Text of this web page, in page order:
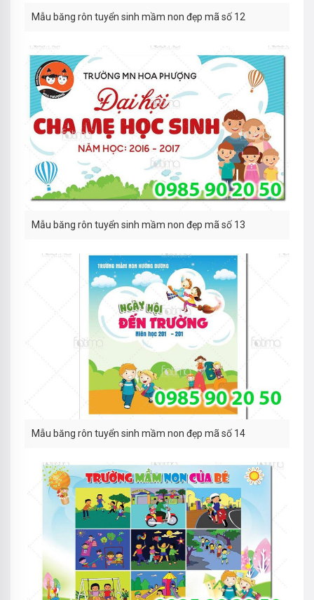
Mẫu băng rôn tuyển sinh mầm non đẹp mã số 12
Mẫu băng rôn tuyển sinh mầm non đẹp mã số 13
Mẫu băng rôn tuyển sinh mầm non đẹp mã số 14